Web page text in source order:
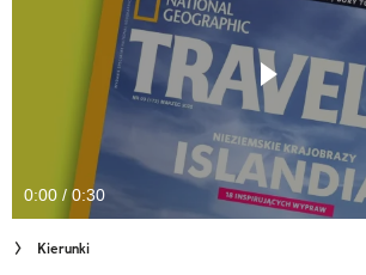
PODCASTY
Newsletter
Cuda Polski
Wielki Konkurs Fotograficzny
0:00 / 0:30
Kierunki